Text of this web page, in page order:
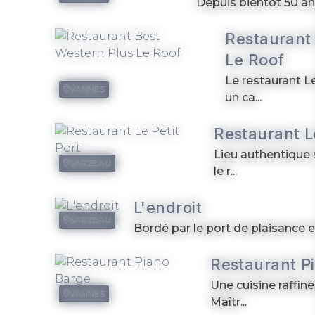
VANNES
Le Roof
Le restaurant
un ca...
SARZEAU
Restaurant
Lieu authentique
le r...
SARZEAU
L'endroit
Bordé par le port de plaisance
VANNES
Restaurant
Une cuisine
Maîtr...